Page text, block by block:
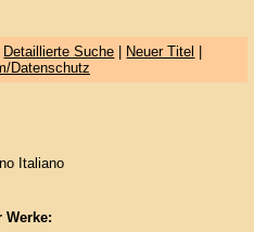
Detaillierte Suche Neuer Titel
Datenschutz
Italiano
Werke: